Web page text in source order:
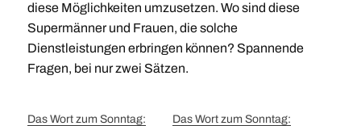
diese Möglichkeiten umzusetzen. Wo sind diese
Supermänner und Frauen, die solche
Dienstleistungen erbringen können? Spannende
Fragen, bei nur zwei Sätzen.
Das Wort zum Sonntag:
Das Wort zum Sonntag: